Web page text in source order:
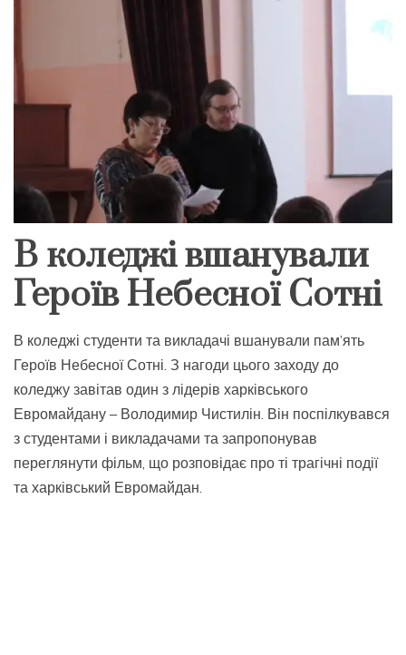
В коледжі вшанували
Героїв Небесної Сотні
В коледжі студенти та викладачі вшанували пам’ять
Героїв Небесної Сотні. З нагоди цього заходу до
коледжу завітав один з лідерів харківського
Евромайдану – Володимир Чистилін. Він поспілкувався
з студентами і викладачами та запропонував
переглянути фільм, що розповідає про ті трагічні події
та харківський Евромайдан.